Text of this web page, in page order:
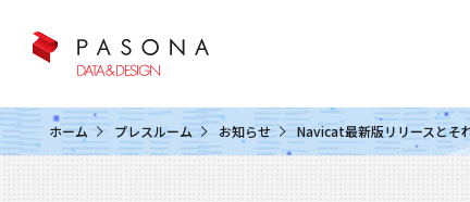
ホーム プレスルーム お知らせ Navicat最新版リリースとそ